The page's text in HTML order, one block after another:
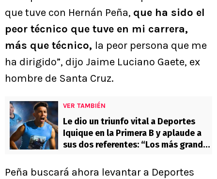
que tuve con Hernán Peña, que ha sido el
peor técnico que tuve en mi carrera,
más que técnico, la peor persona que me
ha dirigido”, dijo Jaime Luciano Gaete, ex
hombre de Santa Cruz.
VER TAMBIÉN
Le dio un triunfo vital a Deportes
Iquique en la Primera B y aplaude a
sus dos referentes: “Los más grandes
Peña buscará ahora levantar a Deportes